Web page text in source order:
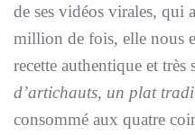
de ses vidéos virales, qui
million de fois, elle nous
recette authentique et très
d’artichauts, un plat
consommé aux quatre